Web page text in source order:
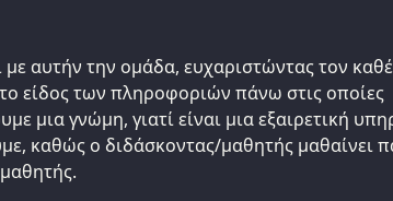
με αυτήν την ομάδα, ευχαριστώντας τον
είδος των πληροφοριών πάνω στις οποίες
μια γνώμη, γιατί είναι μια εξαιρετική
καθώς ο διδάσκοντας/μαθητής μαθαίνει